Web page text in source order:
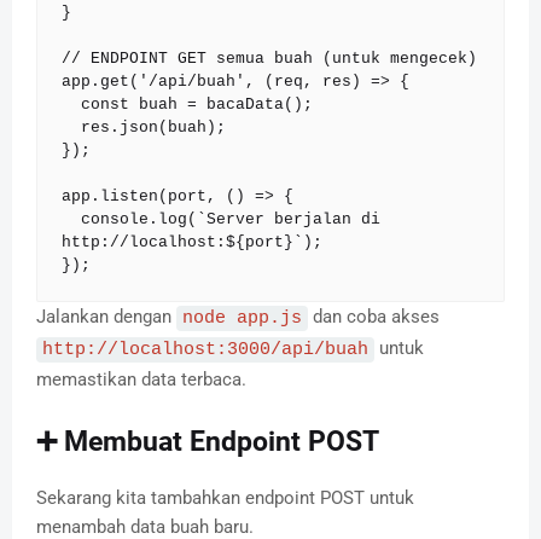
}
// ENDPOINT GET semua buah (untuk mengecek)
app.get('/api/buah', (req, res) => {
});
app.listen(port, () => {
http://localhost:${port}`);
});
Jalankan dengan node app.js dan coba akses
http://localhost:3000/api/buah
untuk
memastikan data terbaca.
➕ Membuat Endpoint POST
Sekarang kita tambahkan endpoint POST untuk
menambah data buah baru.